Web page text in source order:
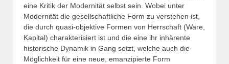
eine Kritik der Modernität selbst sein. Wobei unter
Modernität die gesellschaftliche Form zu verstehen ist,
die durch quasi-objektive Formen von Herrschaft (Ware,
Kapital) charakterisiert ist und die eine ihr inhärente
historische Dynamik in Gang setzt, welche auch die
Möglichkeit für eine neue, emanzipierte Form